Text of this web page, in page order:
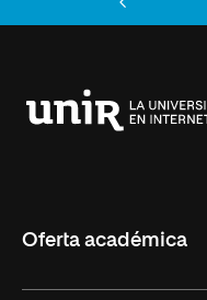
Oferta académica